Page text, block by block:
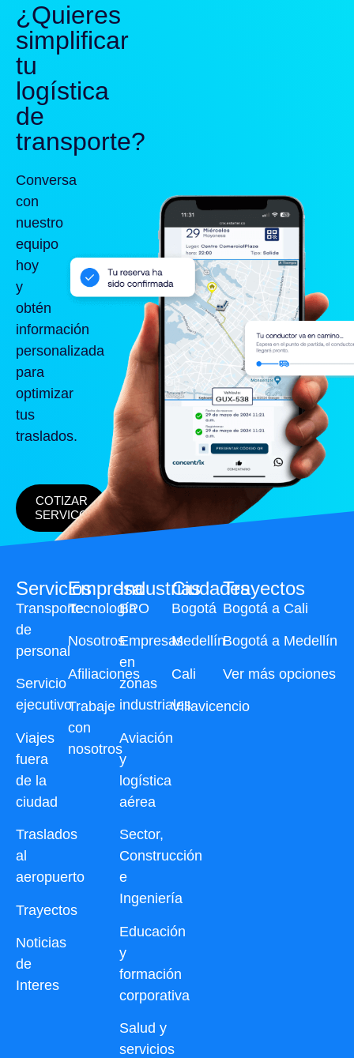
¿Quieres
simplificar
tu
logística
de
transporte?
Conversa
con
nuestro
equipo
hoy
y
obtén
información
personalizada
para
optimizar
tus
traslados.
COTIZAR
SERVICO
Servicios
Transporte
de
personal
Servicio
ejecutivo
Viajes
fuera
de la
ciudad
Traslados
al
aeropuerto
Trayectos
Noticias
de
Interes
Industrias
BPO
Empresas
en
zonas
industriales
Aviación
y
logística
aérea
Sector,
Construcción
e
Ingeniería
Educación
y
formación
corporativa
Salud y
servicios
Ciudades
Bogotá
Medellín
Cali
Villavicencio
Trayectos
Bogotá a Cali
Bogotá a Medellín
Ver más opciones
Empresa
Tecnología
Nosotros
Afiliaciones
Trabaje
con
nosotros